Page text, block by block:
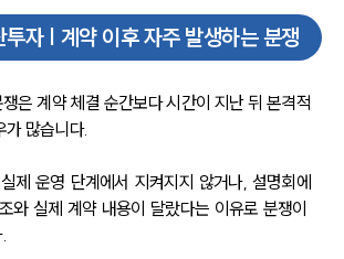
투자 | 계약 이후 자주 발생하는 분쟁
은 계약 체결 순간보다 시간이 지난 뒤 본격적
많습니다.
제 운영 단계에서 지켜지지 않거나, 설명회에
와 실제 계약 내용이 달랐다는 이유로 분쟁이